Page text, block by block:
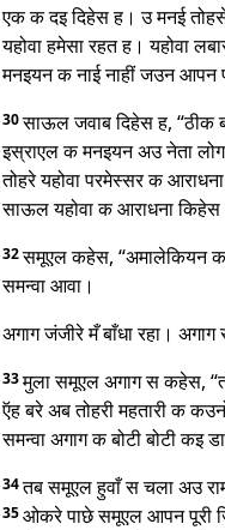
एक क दइ दिहेस ह। उ मनई
यहोवा हमेसा रहत ह। यहोवा
मनइयन क नाई नाहीं जउन आपन
30साऊल जवाब दिहेस ह, “ठीक
इस्राएल क मनइयन अउ नेता
तोहरे यहोवा परमेस्सर क
साऊल यहोवा क आराधना
32समूएल कहेस, “अमालेकियन क
समन्वा आवा।
अगाग जंजीरे मँ बाँधा रहा। अगाग
33मुला समूएल अगाग स कहेस,
ऍह बरे अब तोहरी महतारी क
समन्वा अगाग क बोटी बोटी कइ
34तब समूएल हुवाँ स चला अउ
35ओकरे पाछे समूएल आपन पूरी